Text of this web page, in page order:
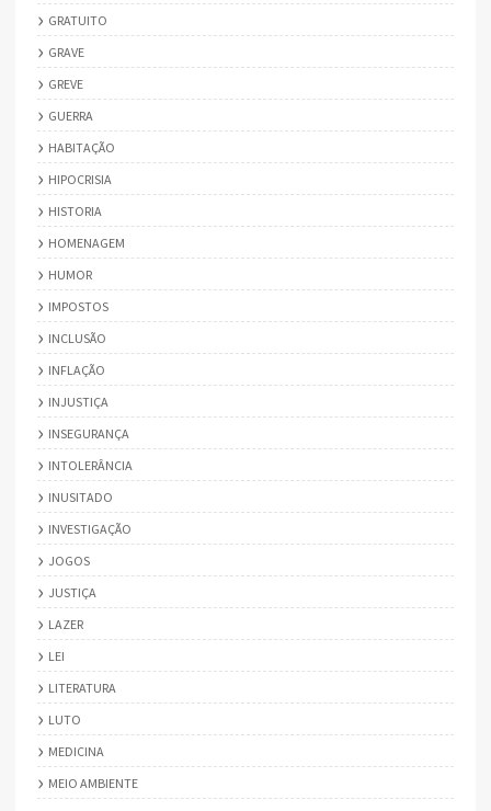
GRATUITO
GRAVE
GREVE
GUERRA
HABITAÇÃO
HIPOCRISIA
HISTORIA
HOMENAGEM
HUMOR
IMPOSTOS
INCLUSÃO
INFLAÇÃO
INJUSTIÇA
INSEGURANÇA
INTOLERÂNCIA
INUSITADO
INVESTIGAÇÃO
JOGOS
JUSTIÇA
LAZER
LEI
LITERATURA
LUTO
MEDICINA
MEIO AMBIENTE